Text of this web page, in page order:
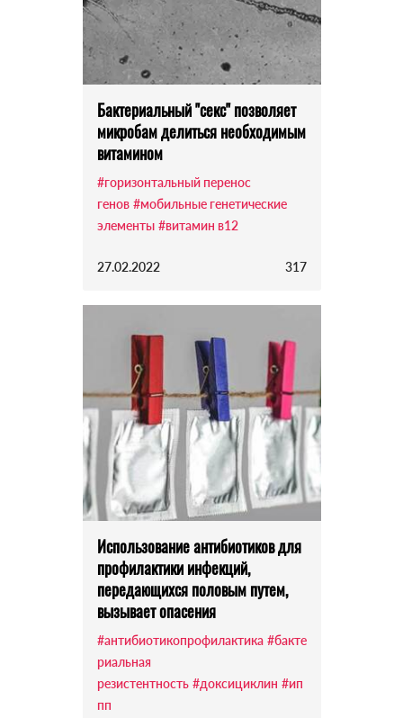
Бактериальный "секс" позволяет
микробам делиться необходимым
витамином
#горизонтальный перенос
генов #мобильные генетические
элементы #витамин в12
27.02.2022 317
Использование антибиотиков для
профилактики инфекций,
передающихся половым путем,
вызывает опасения
#антибиотикопрофилактика #бакте
риальная
резистентность #доксициклин #ип
пп